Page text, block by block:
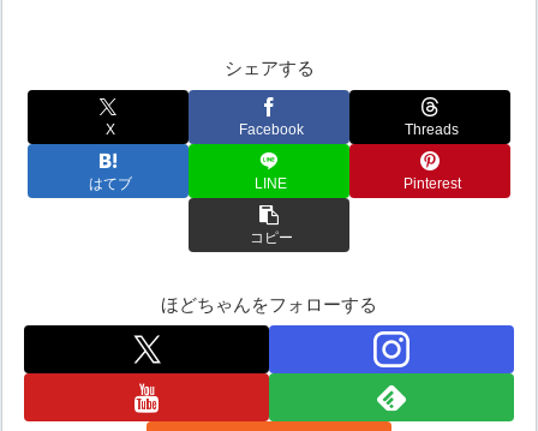
シェアする
X Facebook Threads
はてブ LINE Pinterest
コピー
ほどちゃんをフォローする